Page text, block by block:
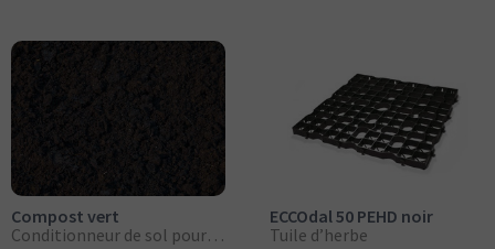
Compost vert
Conditionneur de sol pour l’aménagement paysager de pelouse.
ECCOdal 50 PEHD noir
Tuile d’herbe